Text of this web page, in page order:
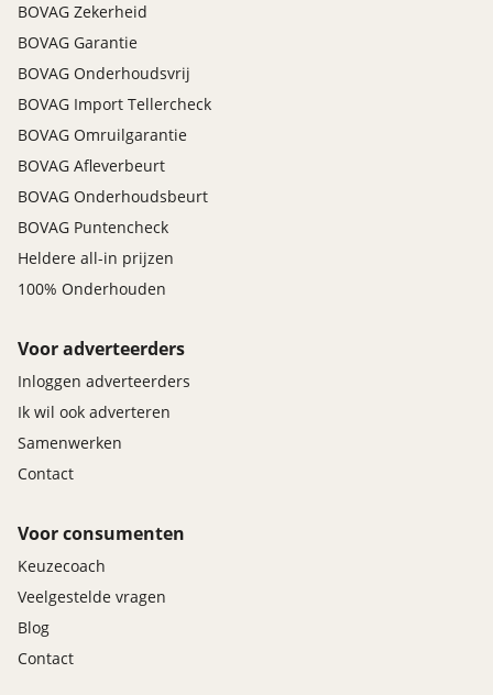
BOVAG Zekerheid
BOVAG Garantie
BOVAG Onderhoudsvrij
BOVAG Import Tellercheck
BOVAG Omruilgarantie
BOVAG Afleverbeurt
BOVAG Onderhoudsbeurt
BOVAG Puntencheck
Heldere all-in prijzen
100% Onderhouden
Voor adverteerders
Inloggen adverteerders
Ik wil ook adverteren
Samenwerken
Contact
Voor consumenten
Keuzecoach
Veelgestelde vragen
Blog
Contact